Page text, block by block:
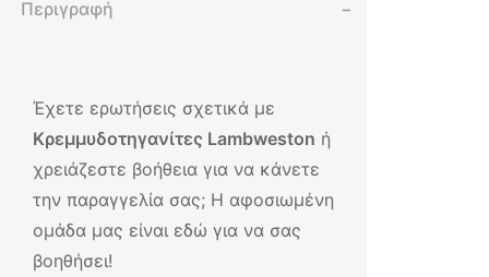
Περιγραφή
Έχετε ερωτήσεις σχετικά με
Κρεμμυδοτηγανίτες Lambweston ή
χρειάζεστε βοήθεια για να κάνετε
την παραγγελία σας; Η αφοσιωμένη
ομάδα μας είναι εδώ για να σας
βοηθήσει!